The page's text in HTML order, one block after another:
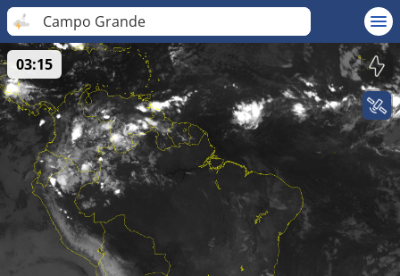
Campo Grande
03:15